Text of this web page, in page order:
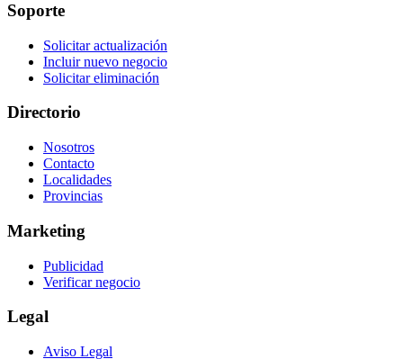
Soporte
Solicitar actualización
Incluir nuevo negocio
Solicitar eliminación
Directorio
Nosotros
Contacto
Localidades
Provincias
Marketing
Publicidad
Verificar negocio
Legal
Aviso Legal